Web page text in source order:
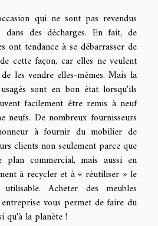
qui ne sont pas revendus
dans des décharges. En fait, de
ont tendance à se débarrasser de
cette façon, car elles ne veulent
les vendre elles-mêmes. Mais la
sont en bon état lorsqu'ils
facilement être remis à neuf
De nombreux fournisseurs
à fournir du mobilier de
clients non seulement parce que
commercial, mais aussi en
à recycler et à « réutiliser » le
Acheter des meubles
vous permet de faire du
qu'à la planète !